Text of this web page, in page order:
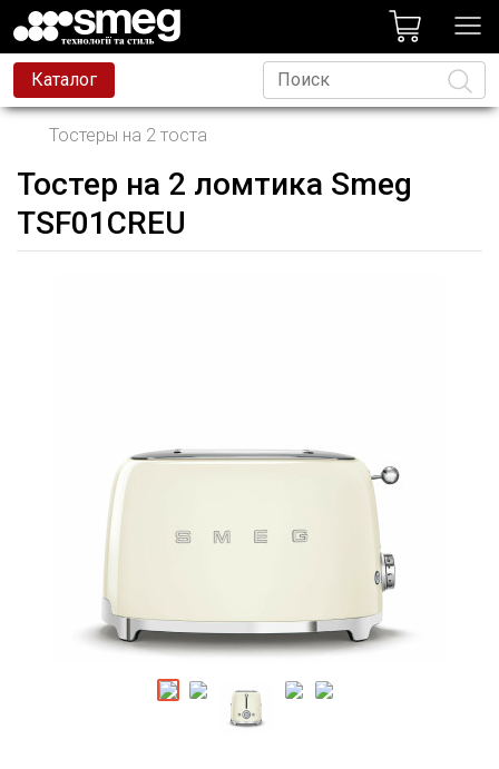
Каталог
Тостеры на 2 тоста
Тостер на 2 ломтика Smeg
TSF01CREU